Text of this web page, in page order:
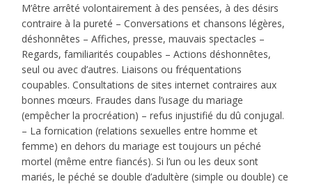
M’être arrêté volontairement à des pensées, à des désirs
contraire à la pureté – Conversations et chansons légères,
déshonnêtes – Affiches, presse, mauvais spectacles –
Regards, familiarités coupables – Actions déshonnêtes,
seul ou avec d’autres. Liaisons ou fréquentations
coupables. Consultations de sites internet contraires aux
bonnes mœurs. Fraudes dans l’usage du mariage
(empêcher la procréation) – refus injustifié du dû conjugal.
– La fornication (relations sexuelles entre homme et
femme) en dehors du mariage est toujours un péché
mortel (même entre fiancés). Si l’un ou les deux sont
mariés, le péché se double d’adultère (simple ou double) ce